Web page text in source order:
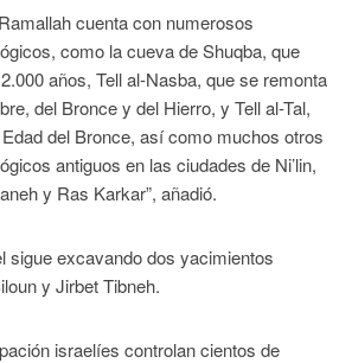
cuenta con numerosos
como la cueva de Shuqba, que
años, Tell al-Nasba, que se remonta
del Bronce y del Hierro, y Tell al-Tal,
del Bronce, así como muchos otros
antiguos en las ciudades de Ni’lin,
y Ras Karkar”, añadió.
sigue excavando dos yacimientos
y Jirbet Tibneh.
israelíes controlan cientos de